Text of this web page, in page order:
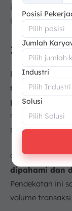
informasi lebih
inventaris
1.
Pertama sistem
sederhana
persediaan
memperbarui
penjualan atau
Oleh karena itu,
dipahami dan
Pendekatan ini
volume
+62
Posisi
Jumlah
Industri
Solusi